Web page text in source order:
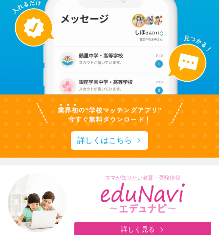
詳しくはこちら
ママが知りたい教育・受験情報
詳しく見る